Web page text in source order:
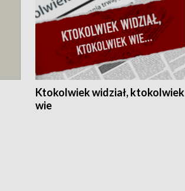
Ktokolwiek widział, ktokolwiek
wie